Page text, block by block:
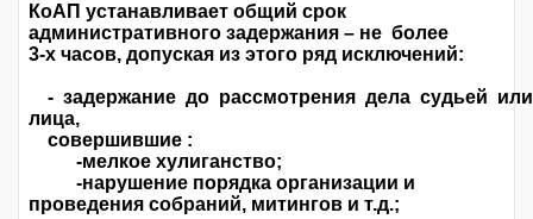
КоАП устанавливает общий срок
административного задержания – не более
3-х часов, допуская из этого ряд исключений:
- задержание до рассмотрения дела судьей
лица,
совершившие :
-мелкое хулиганство;
-нарушение порядка организации и
проведения собраний, митингов и т.д.;